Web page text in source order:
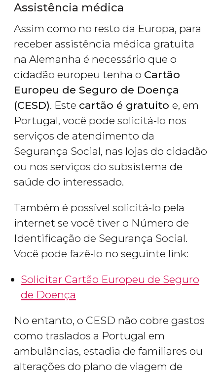
Assistência médica
Assim como no resto da Europa, para
receber assistência médica gratuita
na Alemanha é necessário que o
cidadão europeu tenha o Cartão
Europeu de Seguro de Doença
(CESD). Este cartão é gratuito e, em
Portugal, você pode solicitá-lo nos
serviços de atendimento da
Segurança Social, nas lojas do cidadão
ou nos serviços do subsistema de
saúde do interessado.
Também é possível solicitá-lo pela
internet se você tiver o Número de
Identificação de Segurança Social.
Você pode fazê-lo no seguinte link:
Solicitar Cartão Europeu de Seguro
de Doença
No entanto, o CESD não cobre gastos
como traslados a Portugal em
ambulâncias, estadia de familiares ou
alterações do plano de viagem de